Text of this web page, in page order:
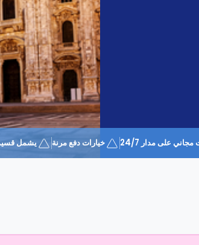
على مدار 24/7 خيارات دفع مرنة يشمل قسيمة